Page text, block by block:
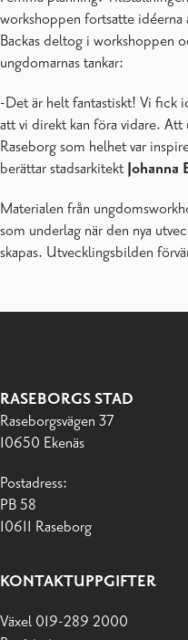
workshoppen fortsatte idéerna
Backas deltog i workshoppen
ungdomarnas tankar:
-Det är helt fantastiskt! Vi fick
att vi direkt kan föra vidare.
Raseborg som helhet var
berättar stadsarkitekt Johanna
Materialen från
som underlag när den nya
skapas. Utvecklingsbilden
RASEBORGS STAD
Raseborgsvägen 37
10650 Ekenäs
Postadress:
PB 58
10611 Raseborg
KONTAKTUPPGIFTER
Växel 019-289 2000